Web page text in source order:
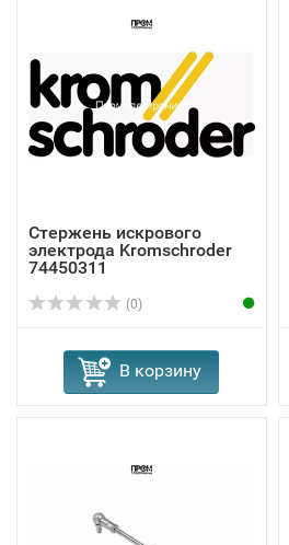
Стержень искрового
электрода Kromschroder
74450311
(0)
В корзину